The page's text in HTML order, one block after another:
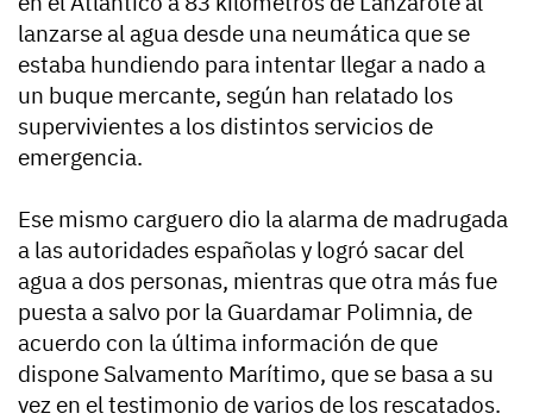
lanzarse al agua desde una neumática que se
estaba hundiendo para intentar llegar a nado a
un buque mercante, según han relatado los
supervivientes a los distintos servicios de
emergencia.
Ese mismo carguero dio la alarma de madrugada
a las autoridades españolas y logró sacar del
agua a dos personas, mientras que otra más fue
puesta a salvo por la Guardamar Polimnia, de
acuerdo con la última información de que
dispone Salvamento Marítimo, que se basa a su
vez en el testimonio de varios de los rescatados.